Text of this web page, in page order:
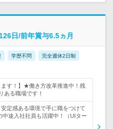
日/前年賞与6.5ヵ月
学歴不問 完全週休2日制
ます！】★働き方改革推進中！残
ある職場です！
定感ある環境で手に職をつけて
途入社社員も活躍中！（UIター